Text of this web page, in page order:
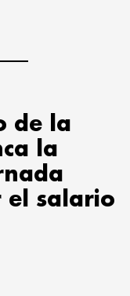
de la
la
el salario